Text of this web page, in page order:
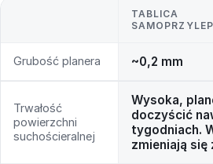
TABLICA
Grubość planera ~0,2 mm
Trwałość
powierzchni
suchościeralnej
Wysoka,
doczyścić
tygodniach.
zmieniają się